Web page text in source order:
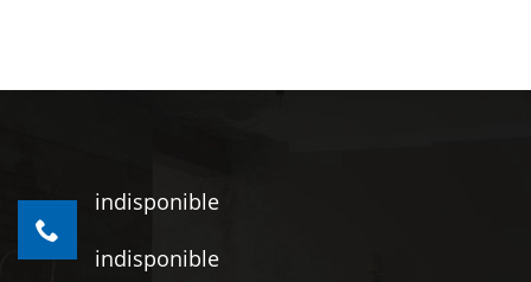
indisponible
indisponible